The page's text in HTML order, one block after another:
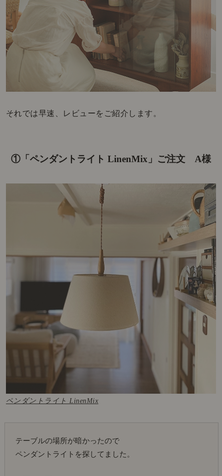
それでは早速、レビューをご紹介します。
①「ペンダントライト LinenMix」ご注文 A様
ペンダントライト LinenMix
テーブルの場所が暗かったので
ペンダントライトを探してました。